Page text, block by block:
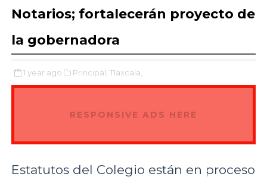
Notarios; fortalecerán proyecto de
la gobernadora
1 year ago Principal, Tlaxcala,
RESPONSIVE ADS HERE
Estatutos del Colegio están en proceso